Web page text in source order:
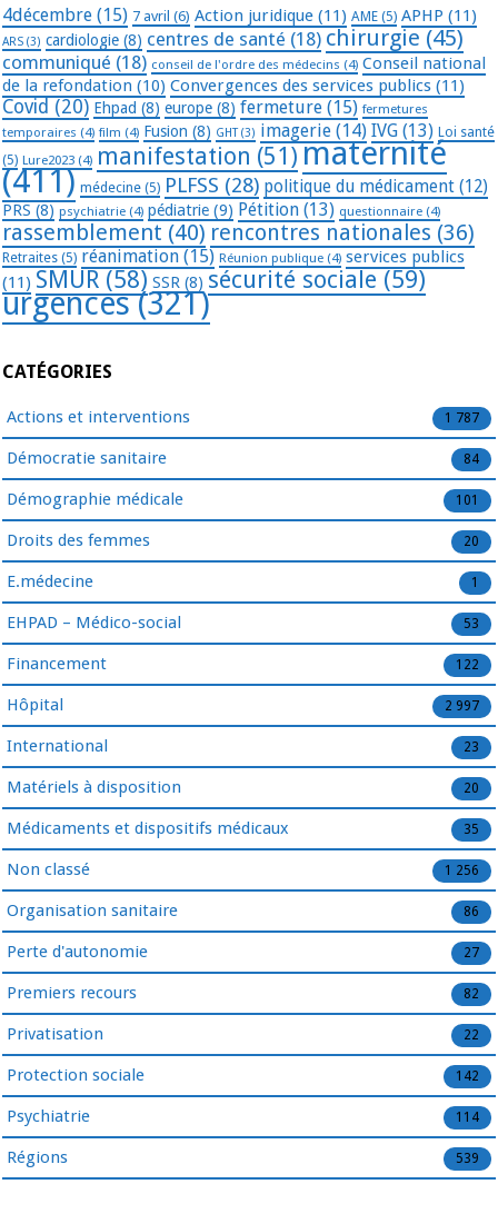
4décembre (15) 7 avril (6) Action juridique (11) AME (5) APHP (11)
ARS (3) cardiologie (8) centres de santé (18) chirurgie (45)
communiqué (18) conseil de l'ordre des médecins (4) Conseil national
de la refondation (10) Convergences des services publics (11)
Covid (20) Ehpad (8) europe (8) fermeture (15) fermetures
temporaires (4) film (4) Fusion (8) GHT(3) imagerie (14) IVG (13) Loi santé
(5) Lure2023 (4) manifestation (51) maternité
(411) médecine (5) PLFSS (28) politique du médicament (12)
PRS (8) psychiatrie (4) pédiatrie (9) Pétition (13) questionnaire (4)
rassemblement (40) rencontres nationales (36)
Retraites (5) réanimation (15) Réunion publique (4) services publics
(11) SMUR (58) SSR (8) sécurité sociale (59)
urgences(321)
CATÉGORIES
Actions et interventions 1 787
Démocratie sanitaire 84
Démographie médicale 101
Droits des femmes 20
E.médecine 1
EHPAD – Médico-social 53
Financement 122
Hôpital 2 997
International 23
Matériels à disposition 20
Médicaments et dispositifs médicaux 35
Non classé 1 256
Organisation sanitaire 86
Perte d'autonomie 27
Premiers recours 82
Privatisation 22
Protection sociale 142
Psychiatrie 114
Régions 539